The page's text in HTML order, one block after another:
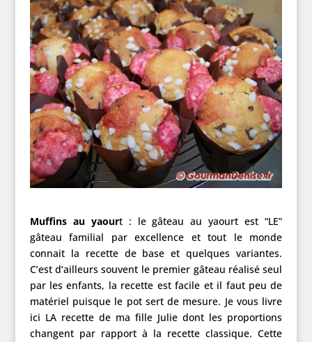
Muffins au yaourt : le gâteau au yaourt est “LE”
gâteau familial par excellence et tout le monde
connait la recette de base et quelques variantes.
C’est d’ailleurs souvent le premier gâteau réalisé seul
par les enfants, la recette est facile et il faut peu de
matériel puisque le pot sert de mesure. Je vous livre
ici LA recette de ma fille Julie dont les proportions
changent par rapport à la recette classique. Cette